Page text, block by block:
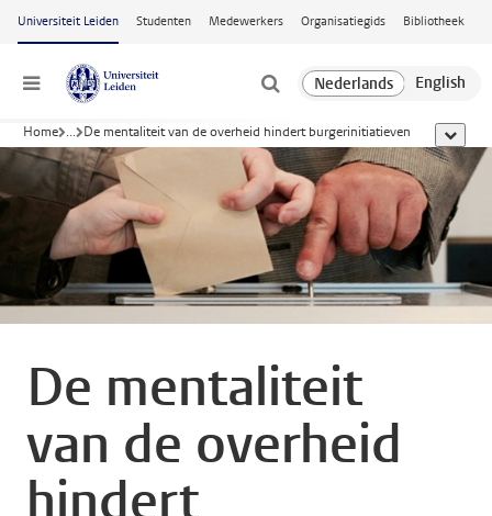
Ga naar hoofdinhoud
Universiteit Leiden Studenten Medewerkers Organisatiegids Bibliotheek
Menu
Home ... De mentaliteit van de overheid hindert burgerinitiatieven toon
De mentaliteit
van de overheid